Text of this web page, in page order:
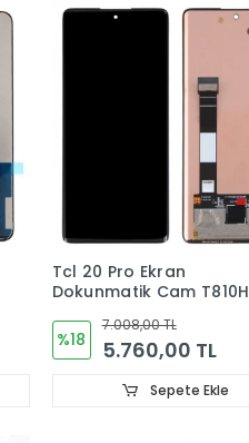
Tcl 20 Pro Ekran
Dokunmatik Cam T810H
%18
7.008,00 TL
5.760,00 TL
Sepete Ekle